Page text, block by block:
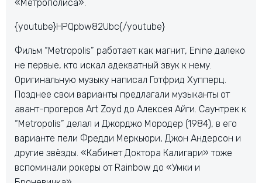
«Метрополиса».
{youtube}HPQpbw82Ubc{/youtube}
Фильм “Metropolis” работает как магнит, Enine далеко
не первые, кто искал адекватный звук к нему.
Оригинальную музыку написал Готфрид Хупперц.
Позднее свои варианты предлагали музыканты от
авант-прогеров Art Zoyd до Алексея Айги. Саунтрек к
“Metropolis” делал и Джорджо Мородер (1984), в его
варианте пели Фредди Меркьюри, Джон Андерсон и
другие звёзды. «Кабинет Доктора Калигари» тоже
вспоминали рокеры от Rainbow до «Умки и